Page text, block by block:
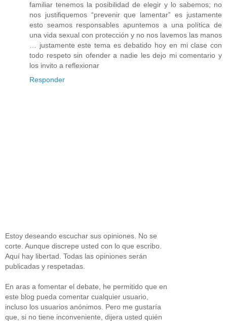
familiar tenemos la posibilidad de elegir y lo sabemos; no
nos justifiquemos “prevenir que lamentar” es justamente
esto seamos responsables apuntemos a una política de
una vida sexual con protección y no nos lavemos las manos
… justamente este tema es debatido hoy en mi clase con
todo respeto sin ofender a nadie les dejo mi comentario y
los invito a reflexionar
Responder
Estoy deseando escuchar sus opiniones. No se
corte. Aunque discrepe usted con lo que escribo.
Aquí hay libertad. Todas las opiniones serán
publicadas y respetadas.
En aras a fomentar el debate, he permitido que en
este blog pueda comentar cualquier usuario,
incluso los usuarios anónimos. Pero me gustaría
que, si no tiene inconveniente, dijera usted quién